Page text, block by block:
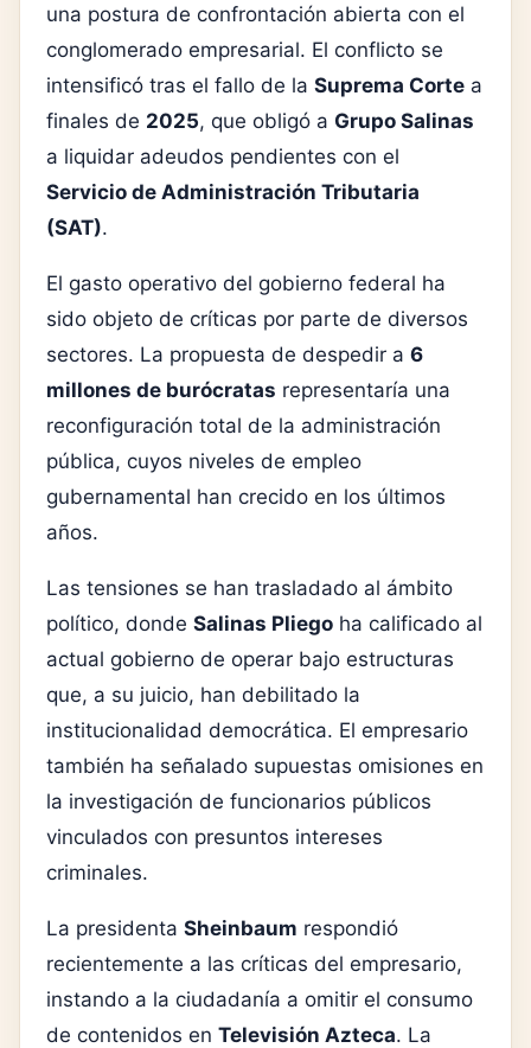
una postura de confrontación abierta con el
conglomerado empresarial. El conflicto se
intensificó tras el fallo de la Suprema Corte a
finales de 2025, que obligó a Grupo Salinas
a liquidar adeudos pendientes con el
Servicio de Administración Tributaria
(SAT).
El gasto operativo del gobierno federal ha
sido objeto de críticas por parte de diversos
sectores. La propuesta de despedir a 6
millones de burócratas representaría una
reconfiguración total de la administración
pública, cuyos niveles de empleo
gubernamental han crecido en los últimos
años.
Las tensiones se han trasladado al ámbito
político, donde Salinas Pliego ha calificado al
actual gobierno de operar bajo estructuras
que, a su juicio, han debilitado la
institucionalidad democrática. El empresario
también ha señalado supuestas omisiones en
la investigación de funcionarios públicos
vinculados con presuntos intereses
criminales.
La presidenta Sheinbaum respondió
recientemente a las críticas del empresario,
instando a la ciudadanía a omitir el consumo
de contenidos en Televisión Azteca. La